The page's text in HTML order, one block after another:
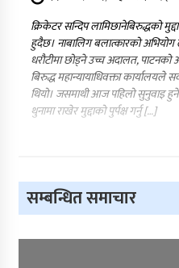
क्रिकेटर सन्दिप लामिछानेबिरुद्धको
हुदैछ। नाबालिग बलात्कारको अभियोग
धरौटीमा छोड्ने उच्च अदालत, पाटनको
बिरुद्ध महान्यायाधिवक्ता कार्यालयले
थियो। जसमाथी आज पहिलो सुनुवाइ
थुनामा राखेर मुद्दाको पुर्पक्ष गर्नु […]
सम्बन्धित समाचार